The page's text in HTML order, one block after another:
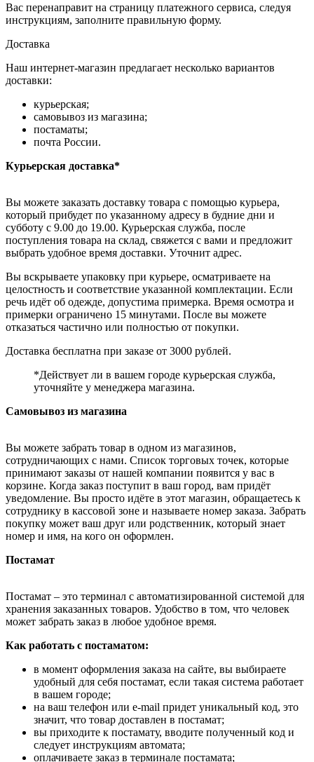
Вас перенаправит на страницу платежного сервиса, следуя
инструкциям, заполните правильную форму.
Доставка
Наш интернет-магазин предлагает несколько вариантов
доставки:
курьерская;
самовывоз из магазина;
постаматы;
почта России.
Курьерская доставка*
Вы можете заказать доставку товара с помощью курьера,
который прибудет по указанному адресу в будние дни и
субботу с 9.00 до 19.00. Курьерская служба, после
поступления товара на склад, свяжется с вами и предложит
выбрать удобное время доставки. Уточнит адрес.
Вы вскрываете упаковку при курьере, осматриваете на
целостность и соответствие указанной комплектации. Если
речь идёт об одежде, допустима примерка. Время осмотра и
примерки ограничено 15 минутами. После вы можете
отказаться частично или полностью от покупки.
Доставка бесплатна при заказе от 3000 рублей.
*Действует ли в вашем городе курьерская служба,
уточняйте у менеджера магазина.
Самовывоз из магазина
Вы можете забрать товар в одном из магазинов,
сотрудничающих с нами. Список торговых точек, которые
принимают заказы от нашей компании появится у вас в
корзине. Когда заказ поступит в ваш город, вам придёт
уведомление. Вы просто идёте в этот магазин, обращаетесь к
сотруднику в кассовой зоне и называете номер заказа. Забрать
покупку может ваш друг или родственник, который знает
номер и имя, на кого он оформлен.
Постамат
Постамат – это терминал с автоматизированной системой для
хранения заказанных товаров. Удобство в том, что человек
может забрать заказ в любое удобное время.
Как работать с постаматом:
в момент оформления заказа на сайте, вы выбираете
удобный для себя постамат, если такая система работает
в вашем городе;
на ваш телефон или e-mail придет уникальный код, это
значит, что товар доставлен в постамат;
вы приходите к постамату, вводите полученный код и
следует инструкциям автомата;
оплачиваете заказ в терминале постамата;